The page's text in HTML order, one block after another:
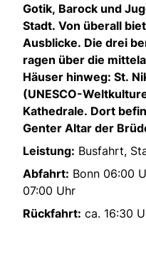
Gotik, Barock und
Stadt. Von überall
Ausblicke. Die drei
ragen über die
Häuser hinweg: St.
(UNESCO-
Kathedrale. Dort
Genter Altar der
Leistung: Busfahrt,
Abfahrt: Bonn 06:00
07:00 Uhr
Rückfahrt: ca. 16:30